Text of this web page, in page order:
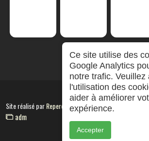
Site réalisé parRepereCom
adm
Ce site utilise des
Google Analytics
notre trafic. Veuillez
l'utilisation des
aider à améliorer
expérience.
Accepter